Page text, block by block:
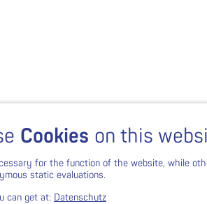
Cookies on this
for the function of the website, while
static evaluations.
can get at: Datenschutz